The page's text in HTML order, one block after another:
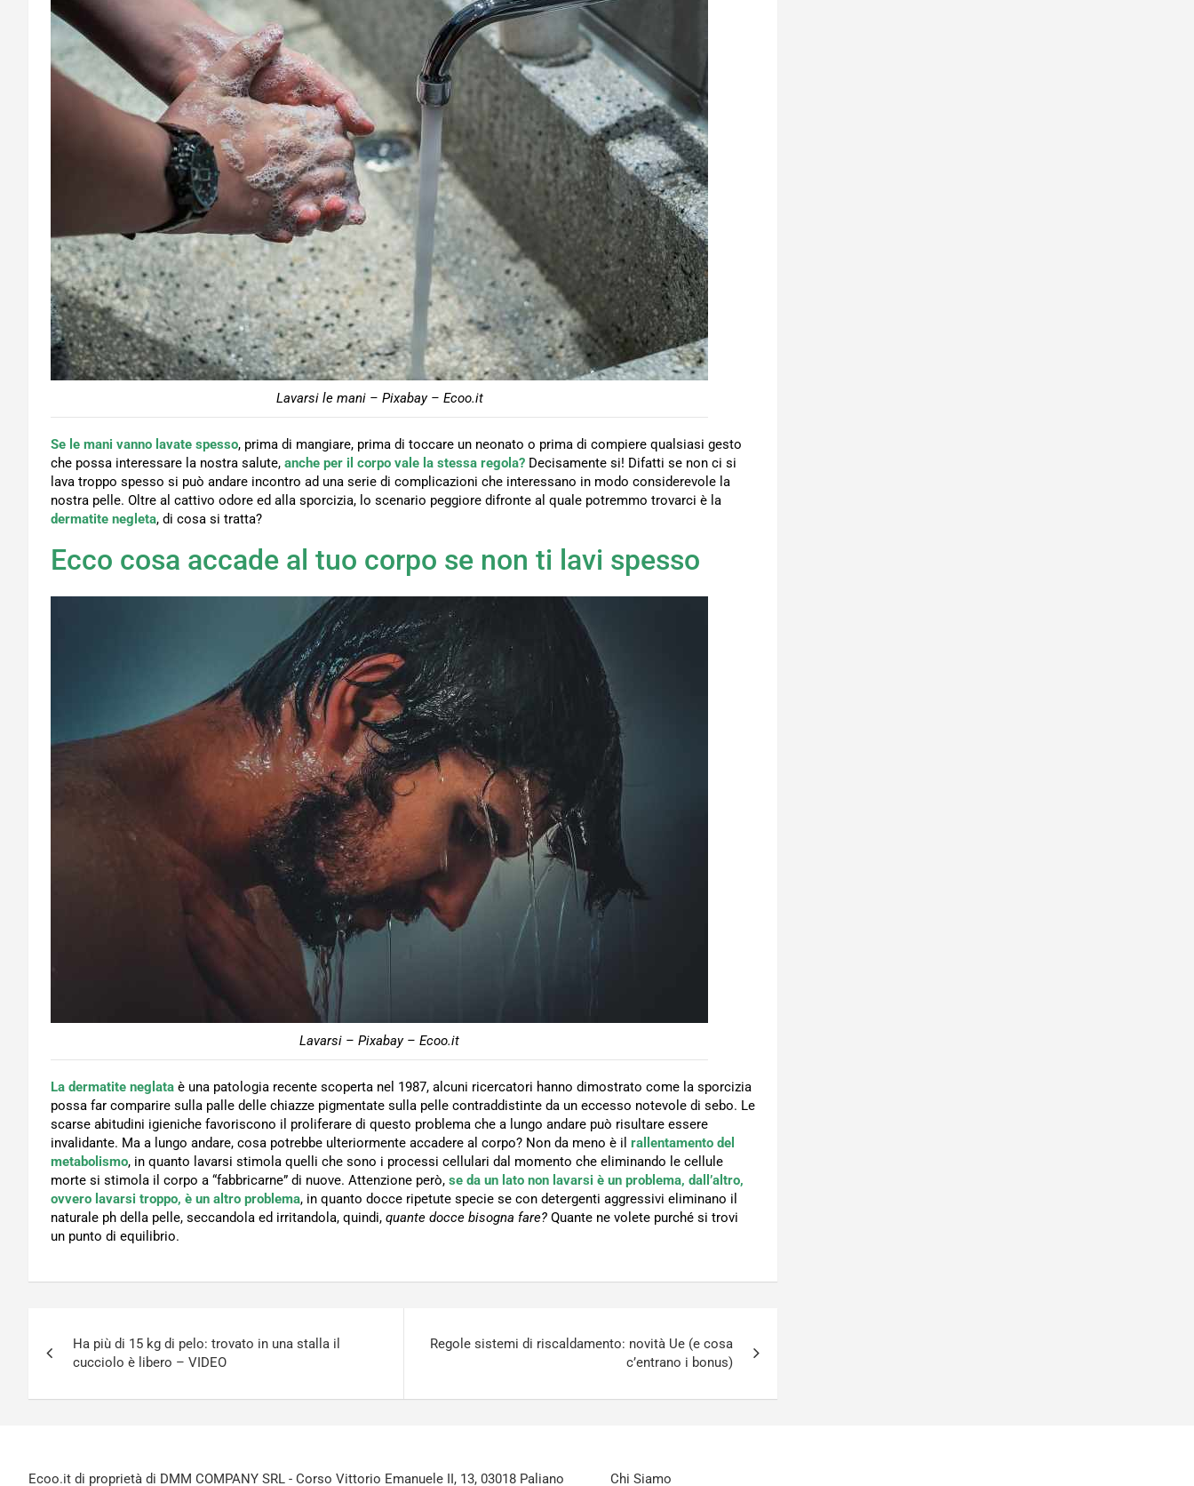
Lavarsi le mani – Pixabay – Ecoo.it
Se le mani vanno lavate spesso, prima di mangiare, prima di toccare un neonato o prima di compiere qualsiasi gesto
che possa interessare la nostra salute, anche per il corpo vale la stessa regola? Decisamente si! Difatti se non ci si
lava troppo spesso si può andare incontro ad una serie di complicazioni che interessano in modo considerevole la
nostra pelle. Oltre al cattivo odore ed alla sporcizia, lo scenario peggiore difronte al quale potremmo trovarci è la
dermatite negleta, di cosa si tratta?
Ecco cosa accade al tuo corpo se non ti lavi spesso
Lavarsi – Pixabay – Ecoo.it
La dermatite neglata è una patologia recente scoperta nel 1987, alcuni ricercatori hanno dimostrato come la sporcizia
possa far comparire sulla palle delle chiazze pigmentate sulla pelle contraddistinte da un eccesso notevole di sebo. Le
scarse abitudini igieniche favoriscono il proliferare di questo problema che a lungo andare può risultare essere
invalidante. Ma a lungo andare, cosa potrebbe ulteriormente accadere al corpo? Non da meno è il rallentamento del
metabolismo, in quanto lavarsi stimola quelli che sono i processi cellulari dal momento che eliminando le cellule
morte si stimola il corpo a “fabbricarne” di nuove. Attenzione però, se da un lato non lavarsi è un problema, dall’altro,
ovvero lavarsi troppo, è un altro problema, in quanto docce ripetute specie se con detergenti aggressivi eliminano il
naturale ph della pelle, seccandola ed irritandola, quindi, quante docce bisogna fare? Quante ne volete purché si trovi
un punto di equilibrio.
articoli
Ha più di 15 kg di pelo: trovato in una stalla il
cucciolo è libero – VIDEO
Regole sistemi di riscaldamento: novità Ue (e cosa
c’entrano i bonus)
Ecoo.it di proprietà di DMM COMPANY SRL - Corso Vittorio Emanuele II, 13, 03018 Paliano Chi Siamo